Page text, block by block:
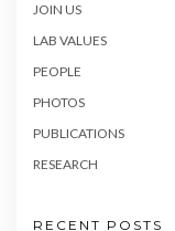
JOIN US
LAB VALUES
PEOPLE
PHOTOS
PUBLICATIONS
RESEARCH
RECENT POSTS